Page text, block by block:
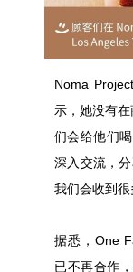
Noma
示，她没有
们会给他们
深入交流，
我们会收到
据悉， One
已不再合作